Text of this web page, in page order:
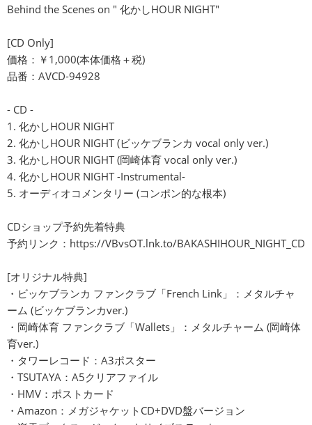
Behind the Scenes on " 化かしHOUR NIGHT"
[CD Only]
価格：￥1,000(本体価格＋税)
品番：AVCD-94928
- CD -
1. 化かしHOUR NIGHT
2. 化かしHOUR NIGHT (ビッケブランカ vocal only ver.)
3. 化かしHOUR NIGHT (岡崎体育 vocal only ver.)
4. 化かしHOUR NIGHT -Instrumental-
5. オーディオコメンタリー (コンポン的な根本)
CDショップ予約先着特典
予約リンク： https://VBvsOT.lnk.to/BAKASHIHOUR_NIGHT_CD
[オリジナル特典]
・ビッケブランカ ファンクラブ「French Link」：メタルチャ
ーム (ビッケブランカver.)
・岡崎体育 ファンクラブ「Wallets」：メタルチャーム (岡崎体
育ver.)
・タワーレコード：A3ポスター
・TSUTAYA：A5クリアファイル
・HMV：ポストカード
・Amazon：メガジャケットCD+DVD盤バージョン